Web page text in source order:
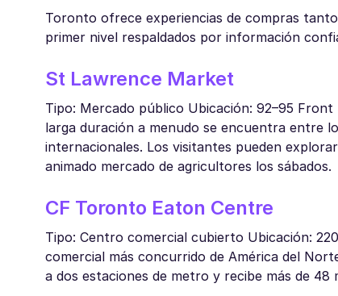
Toronto ofrece experiencias de compras
primer nivel respaldados por información
St Lawrence Market
Tipo: Mercado público Ubicación: 92–95
larga duración a menudo se encuentra entre
internacionales. Los visitantes pueden
animado mercado de agricultores los sábados.
CF Toronto Eaton Centre
Tipo: Centro comercial cubierto Ubicación:
comercial más concurrido de América del
a dos estaciones de metro y recibe más de 48